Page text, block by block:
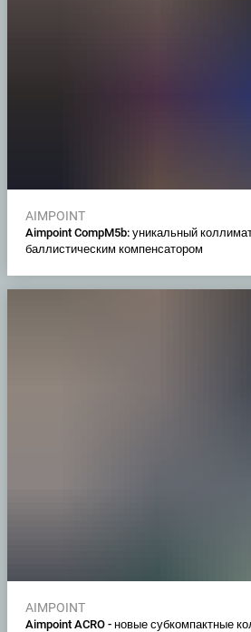
AIMPOINT
Aimpoint CompM5b: уникальный
баллистическим компенсатором
AIMPOINT
Aimpoint ACRO - новые субкомпактные